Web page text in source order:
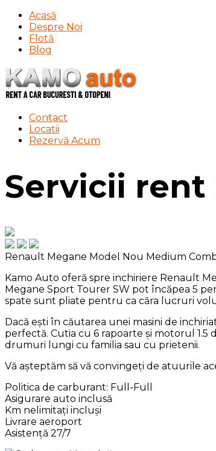
Acasă
Despre Noi
Flotă
Blog
Contact
Locatii
Rezervă Acum
Servicii rent
Renault Megane Model Nou Medium
Kamo Auto oferă spre inchiriere Renault
Megane Sport Tourer SW pot încăpea 5
spate sunt pliate pentru ca căra lucruri
Dacă ești în căutarea unei masini de
perfectă. Cutia cu 6 rapoarte și motorul
drumuri lungi cu familia sau cu prietenii.
Vă așteptăm să vă convingeți de atuurile
Politica de carburant: Full-Full
Asigurare auto inclusă
Km nelimitați incluși
Livrare aeroport
Asistență 27/7